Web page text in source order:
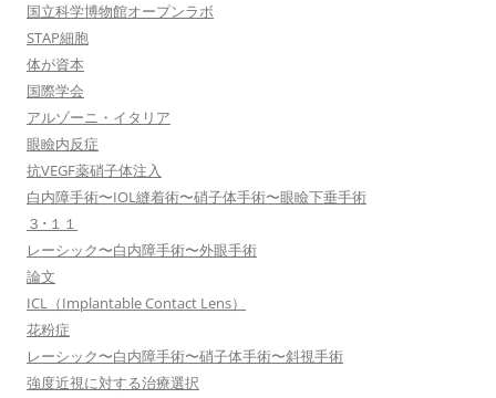
国立科学博物館オープンラボ
STAP細胞
体が資本
国際学会
アルゾーニ・イタリア
眼瞼内反症
抗VEGF薬硝子体注入
白内障手術〜IOL縫着術〜硝子体手術〜眼瞼下垂手術
３･１１
レーシック〜白内障手術〜外眼手術
論文
ICL（Implantable Contact Lens）
花粉症
レーシック〜白内障手術〜硝子体手術〜斜視手術
強度近視に対する治療選択